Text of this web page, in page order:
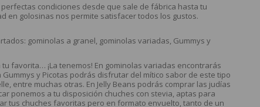
condiciones desde que sale de fábrica hasta tu
en golosinas nos permite satisfacer todos los gustos.
gominolas a granel, gominolas variadas, Gummys y
favorita… ¡La tenemos! En gominolas variadas encontrarás
y Picotas podrás disfrutar del mítico sabor de este tipo
entre muchas otras. En Jelly Beans podrás comprar las judías
ponemos a tu disposición chuches con stevia, aptas para
tus chuches favoritas pero en formato envuelto, tanto de un